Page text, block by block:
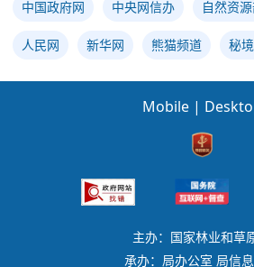
中国政府网 中央网信办 自然资
人民网 新华网 熊猫频道 秘
Mobile |
主办：国家林业和草
承办：局办公室 局信